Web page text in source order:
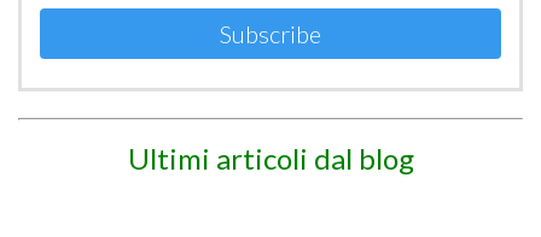
Subscribe
Ultimi articoli dal blog